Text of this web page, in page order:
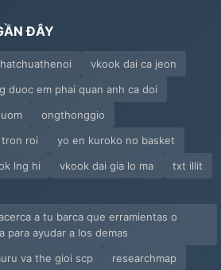
ĐÂY
vkook dai ca jeon
duoc em phai quan anh ca doi
ongthonggio
roi
yo en kuroko no basket
lng hi vkook dai gia lo ma
txt illit
a tu barca que erramientas o
para ayudar a los demas
va the gioi scp
researchmap